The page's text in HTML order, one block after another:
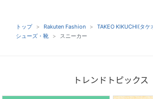
トップ Rakuten Fashion
TAKEO KIKUCHI(タケ
シューズ・靴
スニーカー
トレンドトピックス